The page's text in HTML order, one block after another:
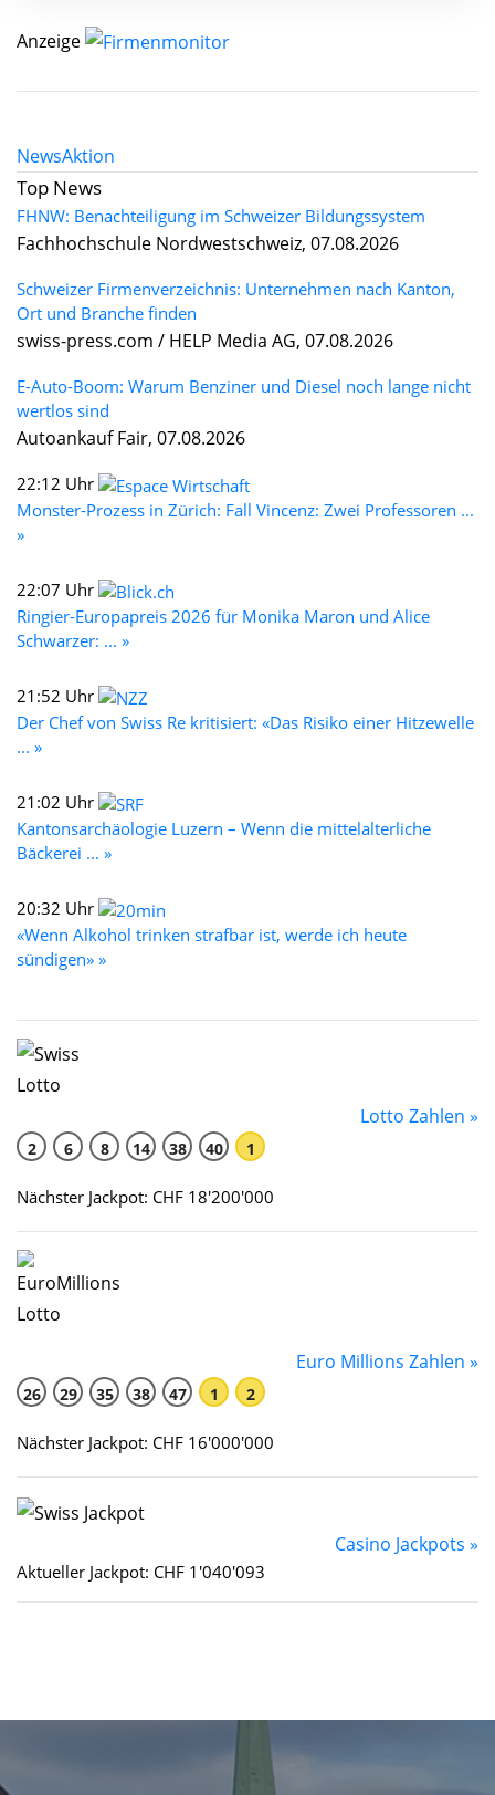
Anzeige
NewsAktion
Top News
FHNW: Benachteiligung im Schweizer Bildungssystem
Fachhochschule Nordwestschweiz, 07.08.2026
Schweizer Firmenverzeichnis: Unternehmen nach Kanton,
Ort und Branche finden
swiss-press.com / HELP Media AG, 07.08.2026
E-Auto-Boom: Warum Benziner und Diesel noch lange nicht
wertlos sind
Autoankauf Fair, 07.08.2026
22:12 Uhr
Monster-Prozess in Zürich: Fall Vincenz: Zwei Professoren ...
»
22:07 Uhr
Ringier-Europapreis 2026 für Monika Maron und Alice
Schwarzer: ... »
21:52 Uhr
Der Chef von Swiss Re kritisiert: «Das Risiko einer Hitzewelle
... »
21:02 Uhr
Kantonsarchäologie Luzern – Wenn die mittelalterliche
Bäckerei ... »
20:32 Uhr
«Wenn Alkohol trinken strafbar ist, werde ich heute
sündigen» »
Lotto Zahlen »
2 6 8 14 38 40 1
Nächster Jackpot: CHF 18'200'000
Euro Millions Zahlen »
26 29 35 38 47 1 2
Nächster Jackpot: CHF 16'000'000
Casino Jackpots »
Aktueller Jackpot: CHF 1'040'093